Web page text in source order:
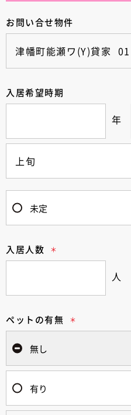
お問い合せ物件
入居希望時期
年
未定
入居人数
人
ペットの有無
無し
有り